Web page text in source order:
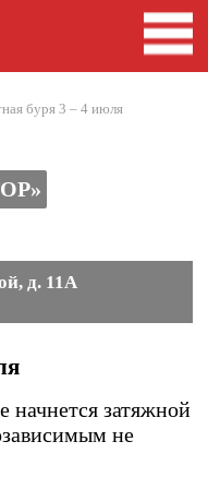
буря 3 – 4 июля
д. 11А
затяжной
не